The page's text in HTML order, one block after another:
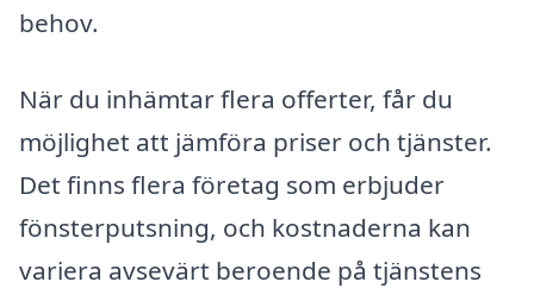
behov.
När du inhämtar flera offerter, får du
möjlighet att jämföra priser och tjänster.
Det finns flera företag som erbjuder
fönsterputsning, och kostnaderna kan
variera avsevärt beroende på tjänstens